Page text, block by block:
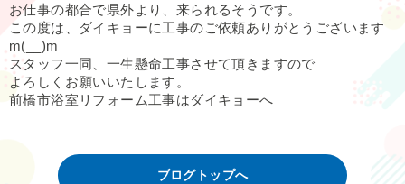
お仕事の都合で県外より、来られるそうです。
この度は、ダイキョーに工事のご依頼ありがとうございます
m(__)m
スタッフ一同、一生懸命工事させて頂きますので
よろしくお願いいたします。
前橋市浴室リフォーム工事はダイキョーへ
ブログトップへ